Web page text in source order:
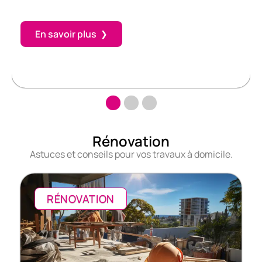
En savoir plus
Rénovation
Astuces et conseils pour vos travaux à domicile.
RÉNOVATION